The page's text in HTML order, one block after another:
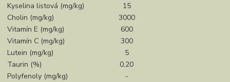
Kyselina listová (mg/kg)
15
Cholin (mg/kg)
3000
Vitamín E (mg/kg)
600
Vitamín C (mg/kg)
300
Lutein (mg/kg)
5
Taurin (%)
0,20
Polyfenoly (mg/kg)
-